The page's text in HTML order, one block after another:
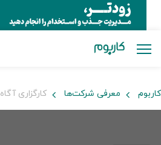
کاربوم معرفی شرکت‌ها کارگزاری آگاه